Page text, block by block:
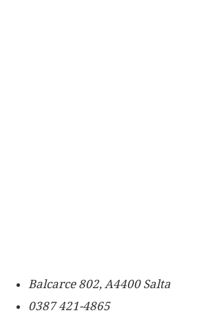
Balcarce 802, A4400 Salta
0387 421-4865